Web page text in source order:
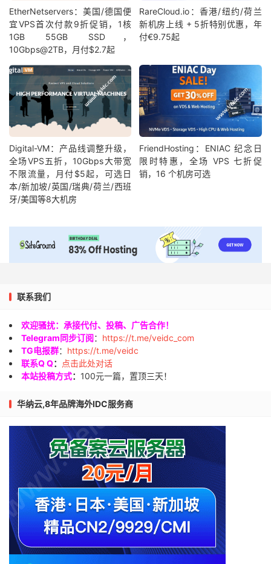
EtherNetservers：美国/德国便
宜VPS首次付款9折促销，1核
1GB 55GB SSD，
10Gbps@2TB，月付$2.7起
RareCloud.io：香港/纽约/荷兰
新机房上线 + 5折特别优惠，年
付€9.75起
Digital-VM：产品线调整升级，
全场VPS五折，10Gbps大带宽
不限流量，月付$5起，可选日
本/新加坡/英国/瑞典/荷兰/西班
牙/美国等8大机房
FriendHosting：ENIAC 纪念日
限时特惠，全场 VPS 七折促
销，16 个机房可选
联系我们
欢迎骚扰：承接代付、投稿、广告合作！
Telegram同步订阅： https://t.me/veidc_com
TG电报群： https://t.me/veidc
联系Q Q：
点击此处对话
本站投稿方式： 100元一篇，置顶三天！
华纳云,8年品牌海外IDC服务商